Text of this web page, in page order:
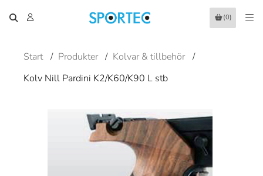
(0)
Start / Produkter / Kolvar & tillbehör /
Kolv Nill Pardini K2/K60/K90 L stb